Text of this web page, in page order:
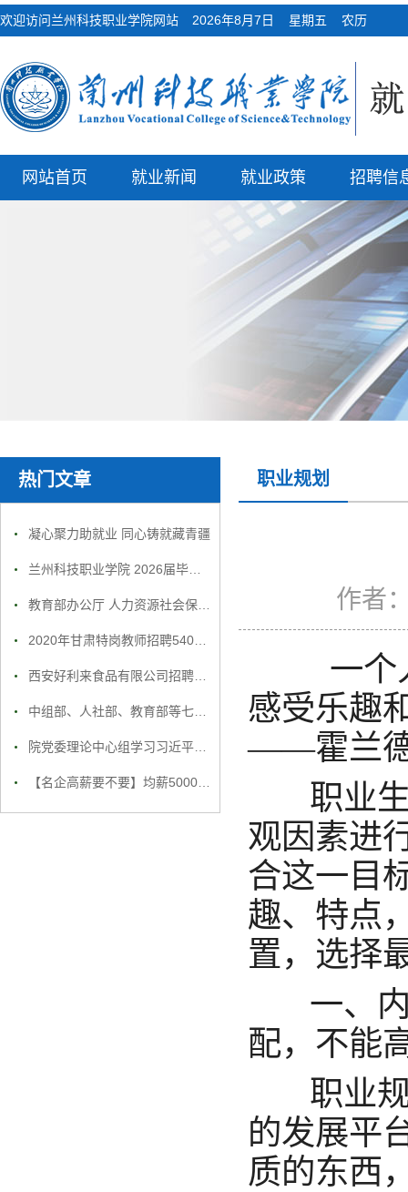
欢迎访问兰州科技职业学院网站 2026年8月7日 星期五 农历
网站首页 就业新闻 就业政策 招聘信
热门文章
凝心聚力助就业 同心铸就藏青疆
职业规划
作者
一个人
感受乐趣
——霍兰
职业生
观因素进
合这一目
趣、特点
置，选择
一、内
配，不能
职业规
的发展平
质的东西